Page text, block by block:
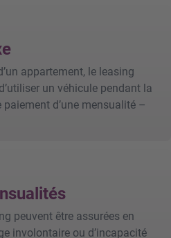
appartement, le leasing
un véhicule pendant la
d’une mensualité –
peuvent être assurées en
involontaire ou d’incapacité